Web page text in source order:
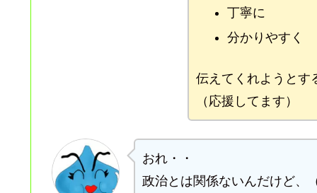
丁寧に
分かりやすく
伝えてくれようとす
（応援してます）
おれ・・
政治とは関係ないんだけど、